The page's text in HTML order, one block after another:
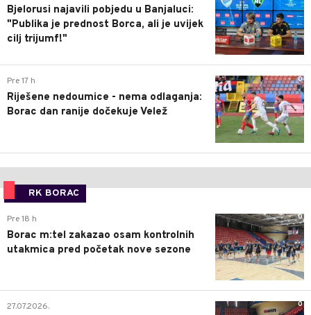
Bjelorusi najavili pobjedu u Banjaluci:
"Publika je prednost Borca, ali je uvijek
cilj trijumf!"
0
Pre 17 h
Riješene nedoumice - nema odlaganja:
Borac dan ranije dočekuje Velež
RK BORAC
0
Pre 18 h
Borac m:tel zakazao osam kontrolnih
utakmica pred početak nove sezone
0
27.07.2026.